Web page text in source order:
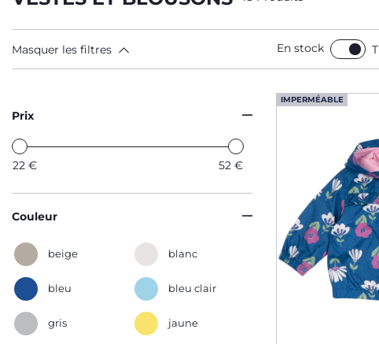
Masquer les filtres En stock
Prix
22 € 52 €
Couleur
beige blanc
bleu bleu clair
gris jaune
IMPERMÉABLE